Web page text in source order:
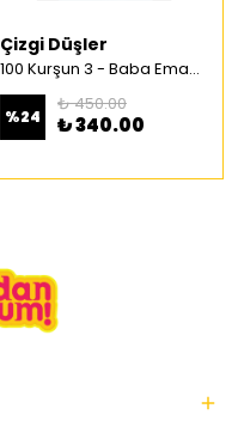
Çizgi Düşler
100 Kurşun 3 - Baba Emaneti Türkçe Çizgi Roman
%24
₺ 450.00
₺ 340.00